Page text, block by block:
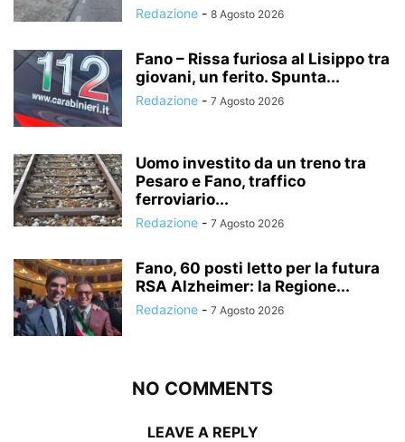
Redazione - 8 Agosto 2026
Fano – Rissa furiosa al Lisippo tra
giovani, un ferito. Spunta...
Redazione - 7 Agosto 2026
Uomo investito da un treno tra
Pesaro e Fano, traffico
ferroviario...
Redazione - 7 Agosto 2026
Fano, 60 posti letto per la futura
RSA Alzheimer: la Regione...
Redazione - 7 Agosto 2026
NO COMMENTS
LEAVE A REPLY